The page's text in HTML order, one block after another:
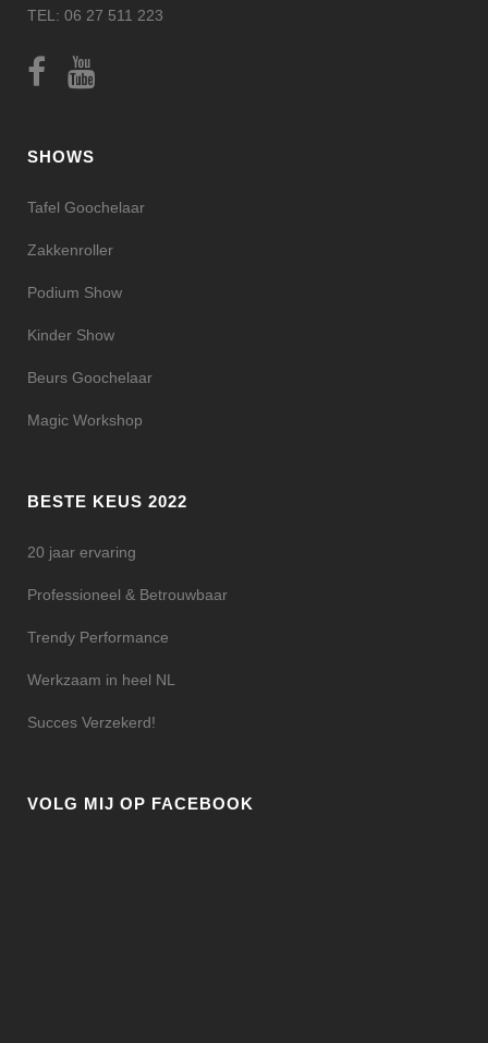
TEL: 06 27 511 223
SHOWS
Tafel Goochelaar
Zakkenroller
Podium Show
Kinder Show
Beurs Goochelaar
Magic Workshop
BESTE KEUS 2022
20 jaar ervaring
Professioneel & Betrouwbaar
Trendy Performance
Werkzaam in heel NL
Succes Verzekerd!
VOLG MIJ OP FACEBOOK